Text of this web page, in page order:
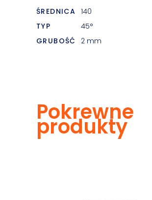
ŚREDNICA 140
TYP
45°
GRUBOŚĆ
2 mm
Pokrewne
produkty